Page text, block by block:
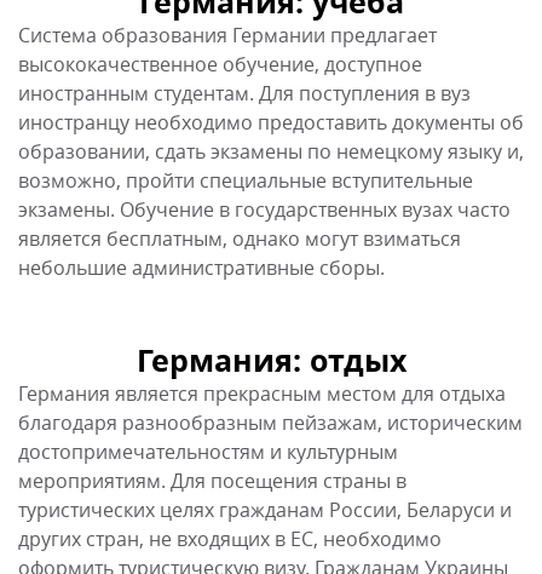
Германия: отдых
Германия является прекрасным местом для отдыха
благодаря разнообразным пейзажам, историческим
достопримечательностям и культурным
мероприятиям. Для посещения страны в
туристических целях гражданам России, Беларуси и
других стран, не входящих в ЕС, необходимо
оформить туристическую визу. Гражданам Украины
для туристических поездок визы не нужна. Граждане
Евросоюза могут въезжать в Германию без
Германия: цены
Стоимость жизни в Германии сопоставима с
другими странами Западной Европы. Ожидается, что
средние месячные расходы на проживание составят
от 800 до 1500 евро, в зависимости от региона и
индивидуальных потребностей.